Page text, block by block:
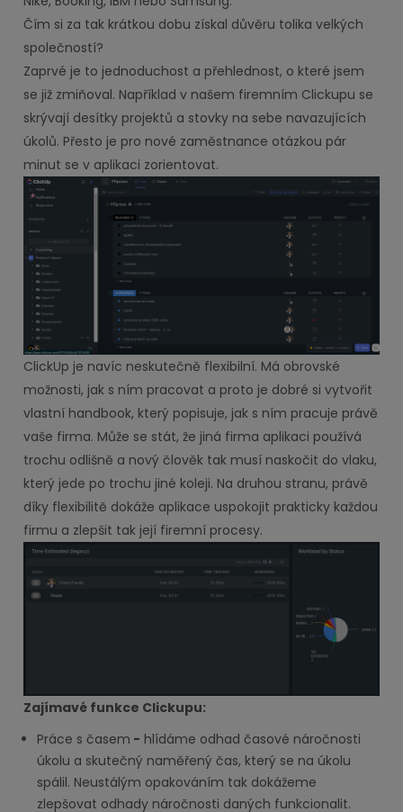
Čím si za tak krátkou dobu získal důvěru tolika velkých
společností?
Zaprvé je to jednoduchost a přehlednost, o které jsem
se již zmiňoval. Například v našem firemním Clickupu se
skrývají desítky projektů a stovky na sebe navazujících
úkolů. Přesto je pro nové zaměstnance otázkou pár
minut se v aplikaci zorientovat.
ClickUp je navíc neskutečně flexibilní. Má obrovské
možnosti, jak s ním pracovat a proto je dobré si vytvořit
vlastní handbook, který popisuje, jak s ním pracuje právě
vaše firma. Může se stát, že jiná firma aplikaci používá
trochu odlišně a nový člověk tak musí naskočit do vlaku,
který jede po trochu jiné koleji. Na druhou stranu, právě
díky flexibilitě dokáže aplikace uspokojit prakticky každou
firmu a zlepšit tak její firemní procesy.
Zajímavé funkce Clickupu:
Práce s časem - hlídáme odhad časové náročnosti
úkolu a skutečný naměřený čas, který se na úkolu
spálil. Neustálým opakováním tak dokážeme
zlepšovat odhady náročnosti daných funkcionalit.